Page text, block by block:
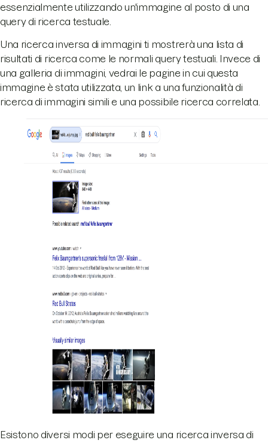
essenzialmente utilizzando un'immagine al posto di una
query di ricerca testuale.
Una ricerca inversa di immagini ti mostrerà una lista di
risultati di ricerca come le normali query testuali. Invece di
una galleria di immagini, vedrai le pagine in cui questa
immagine è stata utilizzata, un link a una funzionalità di
ricerca di immagini simili e una possibile ricerca correlata.
Esistono diversi modi per eseguire una ricerca inversa di